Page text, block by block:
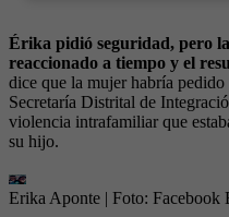
Érika pidió seguridad, pero
reaccionado a tiempo y el
dice que la mujer habría pedido
Secretaría Distrital de
violencia intrafamiliar que
su hijo.
Erika Aponte | Foto: Facebook